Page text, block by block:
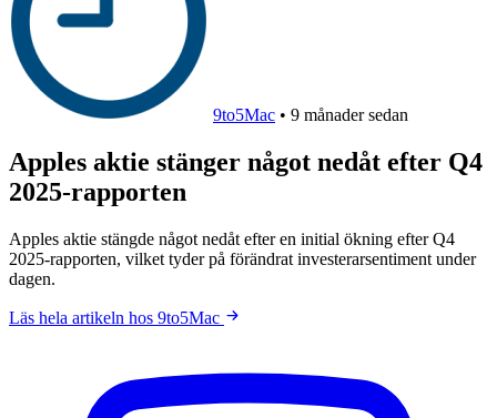
9to5Mac • 9 månader sedan
Apples aktie stänger något nedåt efter Q4
2025-rapporten
Apples aktie stängde något nedåt efter en initial ökning efter Q4
2025-rapporten, vilket tyder på förändrat investerarsentiment under
dagen.
Läs hela artikeln hos 9to5Mac